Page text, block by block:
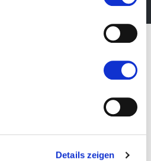
Details zeigen